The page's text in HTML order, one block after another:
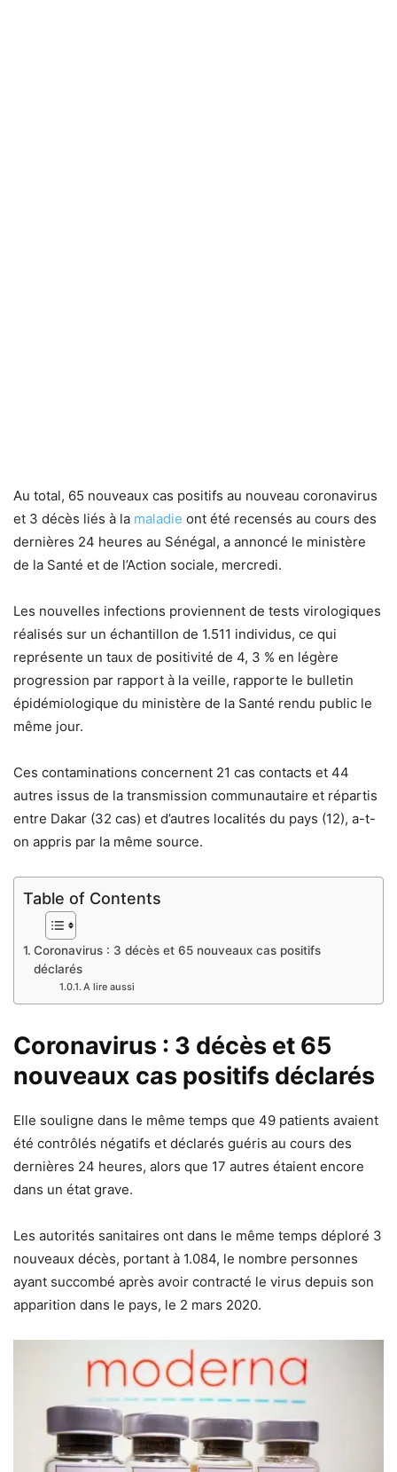
Au total, 65 nouveaux cas positifs au nouveau coronavirus
et 3 décès liés à la maladie ont été recensés au cours des
dernières 24 heures au Sénégal, a annoncé le ministère
de la Santé et de l’Action sociale, mercredi.
Les nouvelles infections proviennent de tests virologiques
réalisés sur un échantillon de 1.511 individus, ce qui
représente un taux de positivité de 4, 3 % en légère
progression par rapport à la veille, rapporte le bulletin
épidémiologique du ministère de la Santé rendu public le
même jour.
Ces contaminations concernent 21 cas contacts et 44
autres issus de la transmission communautaire et répartis
entre Dakar (32 cas) et d’autres localités du pays (12), a-t-
on appris par la même source.
Table of Contents
Coronavirus : 3 décès et 65 nouveaux cas positifs
déclarés
A lire aussi
Coronavirus : 3 décès et 65
nouveaux cas positifs déclarés
Elle souligne dans le même temps que 49 patients avaient
été contrôlés négatifs et déclarés guéris au cours des
dernières 24 heures, alors que 17 autres étaient encore
dans un état grave.
Les autorités sanitaires ont dans le même temps déploré 3
nouveaux décès, portant à 1.084, le nombre personnes
ayant succombé après avoir contracté le virus depuis son
apparition dans le pays, le 2 mars 2020.